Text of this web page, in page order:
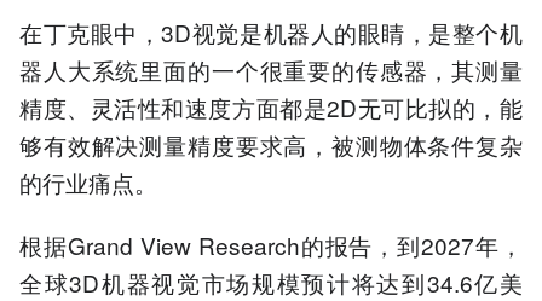
在丁克眼中，3D视觉是机器人的眼睛，是整个机
器人大系统里面的一个很重要的传感器，其测量
精度、灵活性和速度方面都是2D无可比拟的，能
够有效解决测量精度要求高，被测物体条件复杂
的行业痛点。
根据Grand View Research的报告，到2027年，
全球3D机器视觉市场规模预计将达到34.6亿美